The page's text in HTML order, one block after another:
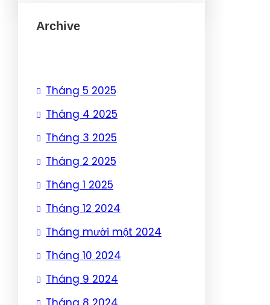
Archive
Tháng 5 2025
Tháng 4 2025
Tháng 3 2025
Tháng 2 2025
Tháng 1 2025
Tháng 12 2024
Tháng mười một 2024
Tháng 10 2024
Tháng 9 2024